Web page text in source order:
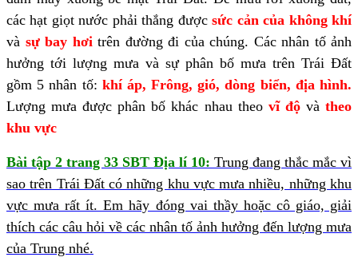
các hạt giọt nước phải thắng đượcsức cản của không khí
và sự bay hơitrên đường đi của chúng. Các nhân tố ảnh
hưởng tới lượng mưa và sự phân bố mưa trên Trái Đất
gồm 5 nhân tố: khí áp, Frông, gió, dòng biển, địa hình.
Lượng mưa được phân bố khác nhau theo vĩ độvàtheo
khu vực
Bài tập 2 trang 33 SBT Địa lí 10: Trung đang thắc mắc vì
sao trên Trái Đất có những khu vực mưa nhiều, những khu
vực mưa rất ít. Em hãy đóng vai thầy hoặc cô giáo, giải
thích các câu hỏi về các nhân tố ảnh hưởng đến lượng mưa
của Trung nhé.